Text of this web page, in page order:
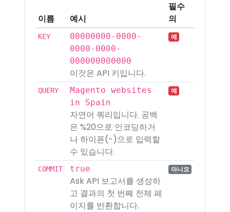
이름 예시
필수
의
KEY
00000000-0000-
0000-0000-
000000000000
이것은 API 키입니다.
예
QUERY
Magento websites
in Spain
자연어 쿼리입니다. 공백
은 %20으로 인코딩하거
나 하이픈(-)으로 입력할
수 있습니다.
예
COMMIT true
Ask API 보고서를 생성하
고 결과의 첫 번째 전체 페
이지를 반환합니다.
아니요